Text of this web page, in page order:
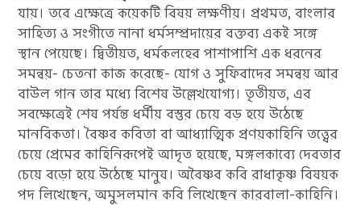
যায়। তবে এক্ষেত্রে কয়েকটি বিষয় লক্ষণীয়। প্রথমত, বাংলার
সাহিত্য ও সংগীতে নানা ধর্মসম্প্রদায়ের বক্তব্য একই সঙ্গে
স্থান পেয়েছে। দ্বিতীয়ত, ধর্মকলহের পাশাপাশি এক ধরনের
সমন্বয়- চেতনা কাজ করেছে- যোগ ও সুফিবাদের সমন্বয় আর
বাউল গান তার মধ্যে বিশেষ উল্লেখযোগ্য। তৃতীয়ত, এর
সবক্ষেত্রেই শেষ পর্যন্ত ধর্মীয় বস্তুর চেয়ে বড় হয়ে উঠেছে
মানবিকতা। বৈষ্ণব কবিতা বা আধ্যাত্মিক প্রণয়কাহিনি তত্ত্বের
চেয়ে প্রেমের কাহিনিরূপেই আদৃত হয়েছে, মঙ্গলকাব্যে দেবতার
চেয়ে বড়ো হয়ে উঠেছে মানুষ। অবৈষ্ণব কবি রাধাকৃষ্ণ বিষয়ক
পদ লিখেছেন, অমুসলমান কবি লিখেছেন কারবালা-কাহিনি।